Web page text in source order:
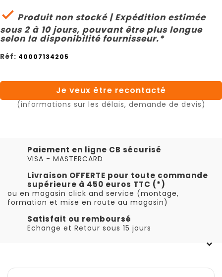
 Produit non stocké | Expédition estimée
sous 2 à 10 jours, pouvant être plus longue
selon la disponibilité fournisseur.*
Réf: 40007134205
Je veux être recontacté
(informations sur les délais, demande de devis)
Paiement en ligne CB sécurisé
VISA - MASTERCARD
Livraison OFFERTE pour toute commande
supérieure à 450 euros TTC (*)
ou en magasin click and service (montage,
formation et mise en route au magasin)
Satisfait ou remboursé
Echange et Retour sous 15 jours